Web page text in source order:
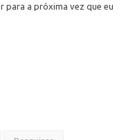
para a próxima vez que eu